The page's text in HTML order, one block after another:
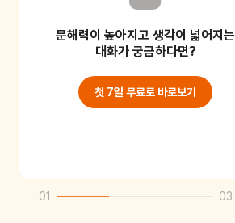
문해력이 높아지고 생각이 넓어지는
대화가 궁금하다면?
첫 7일 무료로 바로보기
01 03